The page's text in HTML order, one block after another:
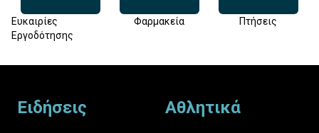
Ευκαιρίες
Εργοδότησης
Φαρμακεία Πτήσεις
Ειδήσεις Αθλητικά